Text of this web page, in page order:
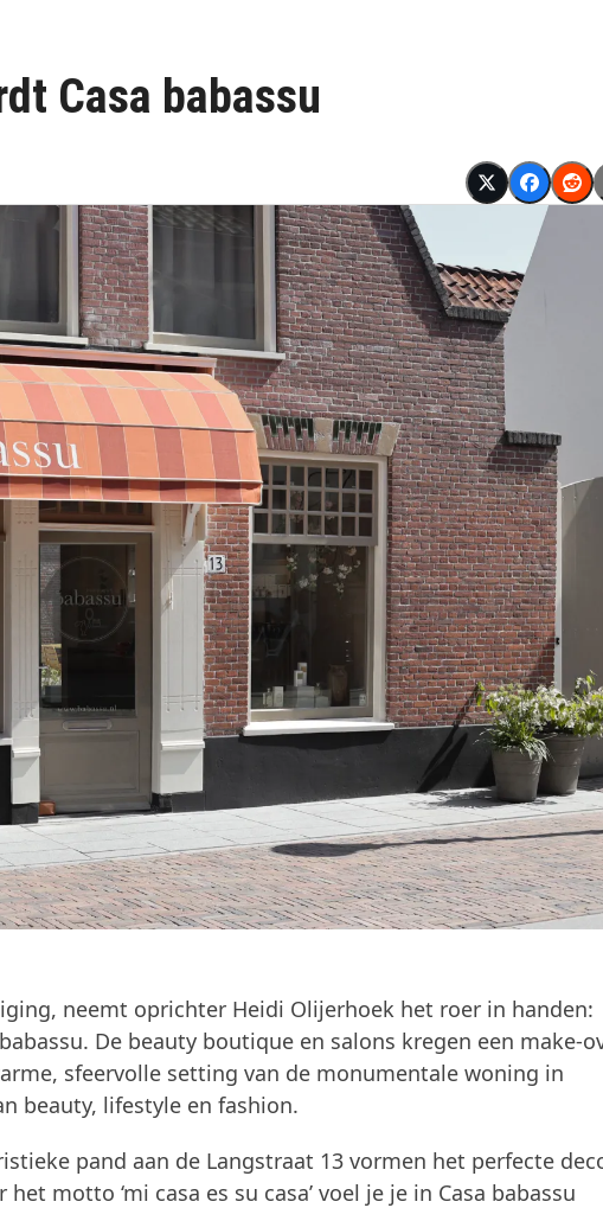
Casa babassu
neemt oprichter Heidi Olijerhoek het roer in handen:
De beauty boutique en salons kregen een make-
sfeervolle setting van de monumentale woning in
beauty, lifestyle en fashion.
pand aan de Langstraat 13 vormen het perfecte
motto ‘mi casa es su casa’ voel je je in Casa babassu